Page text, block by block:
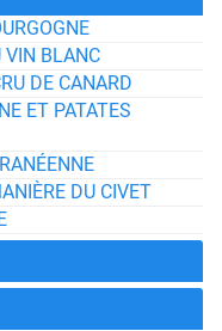
VIN BLANC
DE CANARD
ET PATATES
DU CIVET